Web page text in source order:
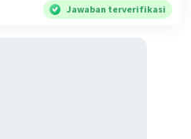
Jawaban terverifikasi